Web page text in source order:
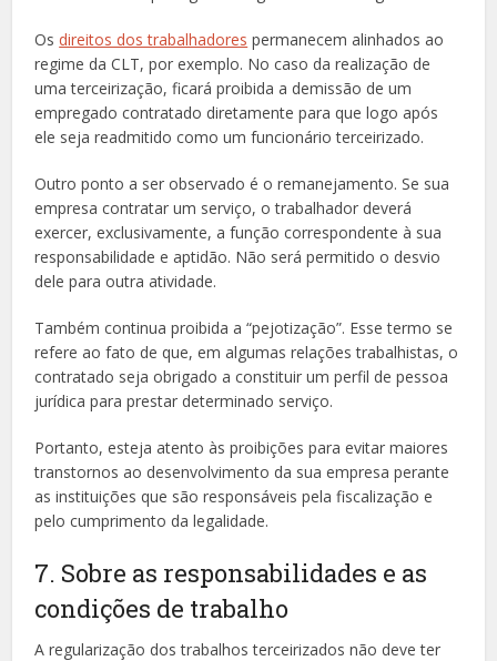
Osdireitos dos trabalhadores permanecem alinhados ao
regime da CLT, por exemplo. No caso da realização de
uma terceirização, ficará proibida a demissão de um
empregado contratado diretamente para que logo após
ele seja readmitido como um funcionário terceirizado.
Outro ponto a ser observado é o remanejamento. Se sua
empresa contratar um serviço, o trabalhador deverá
exercer, exclusivamente, a função correspondente à sua
responsabilidade e aptidão. Não será permitido o desvio
dele para outra atividade.
Também continua proibida a “pejotização”. Esse termo se
refere ao fato de que, em algumas relações trabalhistas, o
contratado seja obrigado a constituir um perfil de pessoa
jurídica para prestar determinado serviço.
Portanto, esteja atento às proibições para evitar maiores
transtornos ao desenvolvimento da sua empresa perante
as instituições que são responsáveis pela fiscalização e
pelo cumprimento da legalidade.
7. Sobre as responsabilidades e as
condições de trabalho
A regularização dos trabalhos terceirizados não deve ter